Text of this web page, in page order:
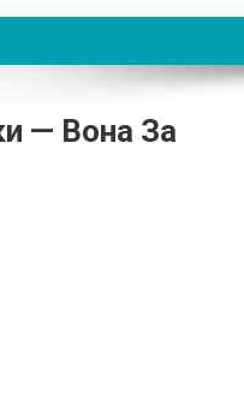
— Вона За